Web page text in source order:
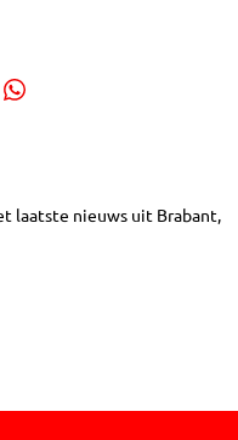
laatste nieuws uit Brabant,